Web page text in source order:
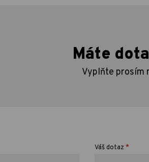
Máte
Vyplňte prosím
Váš dotaz *